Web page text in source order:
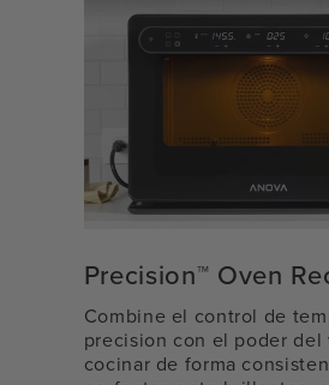
Precision™ Oven
Combine el control de
precision con el poder del
cocinar de forma